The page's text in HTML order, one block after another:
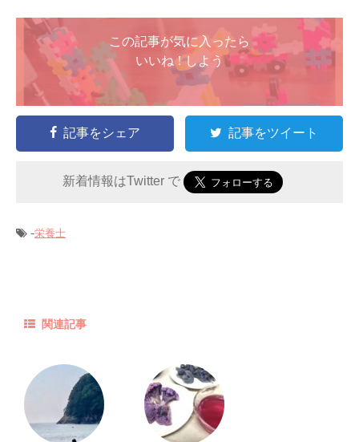
この記事が気に入ったら
いいね ! しよう
記事をシェア 記事をツイート
新着情報はTwitter で
-栄養士
関連記事